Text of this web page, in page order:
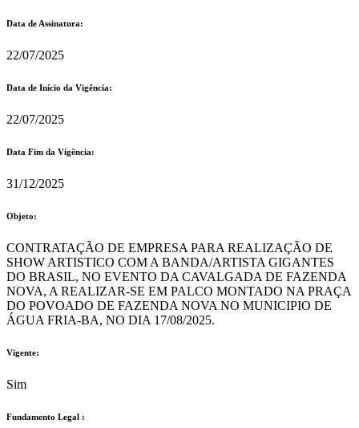
Data de Assinatura:
22/07/2025
Data de Início da Vigência:
22/07/2025
Data Fim da Vigência:
31/12/2025
Objeto:
CONTRATAÇÃO DE EMPRESA PARA REALIZAÇÃO DE
SHOW ARTISTICO COM A BANDA/ARTISTA GIGANTES
DO BRASIL, NO EVENTO DA CAVALGADA DE FAZENDA
NOVA, A REALIZAR-SE EM PALCO MONTADO NA PRAÇA
DO POVOADO DE FAZENDA NOVA NO MUNICIPIO DE
ÁGUA FRIA-BA, NO DIA 17/08/2025.
Vigente:
Sim
Fundamento Legal :​